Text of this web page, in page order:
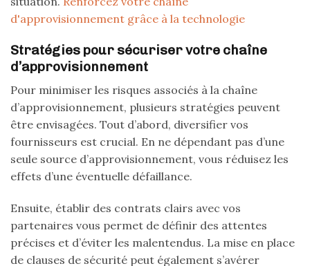
d'approvisionnement grâce à la technologie
Stratégies pour sécuriser votre chaîne
d’approvisionnement
Pour minimiser les risques associés à la chaîne
d’approvisionnement, plusieurs stratégies peuvent
être envisagées. Tout d’abord, diversifier vos
fournisseurs est crucial. En ne dépendant pas d’une
seule source d’approvisionnement, vous réduisez les
effets d’une éventuelle défaillance.
Ensuite, établir des contrats clairs avec vos
partenaires vous permet de définir des attentes
précises et d’éviter les malentendus. La mise en place
de clauses de sécurité peut également s’avérer